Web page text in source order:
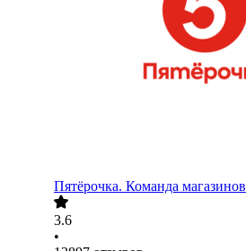
Пятёрочка. Команда магазинов
3.6
•